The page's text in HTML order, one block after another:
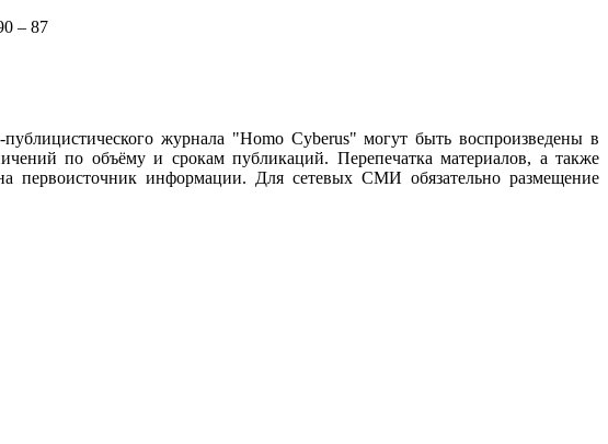
– 87
журнала "Homo Cyberus" могут быть воспроизведены в
по объёму и срокам публикаций. Перепечатка материалов, а также
первоисточник информации. Для сетевых СМИ обязательно размещение